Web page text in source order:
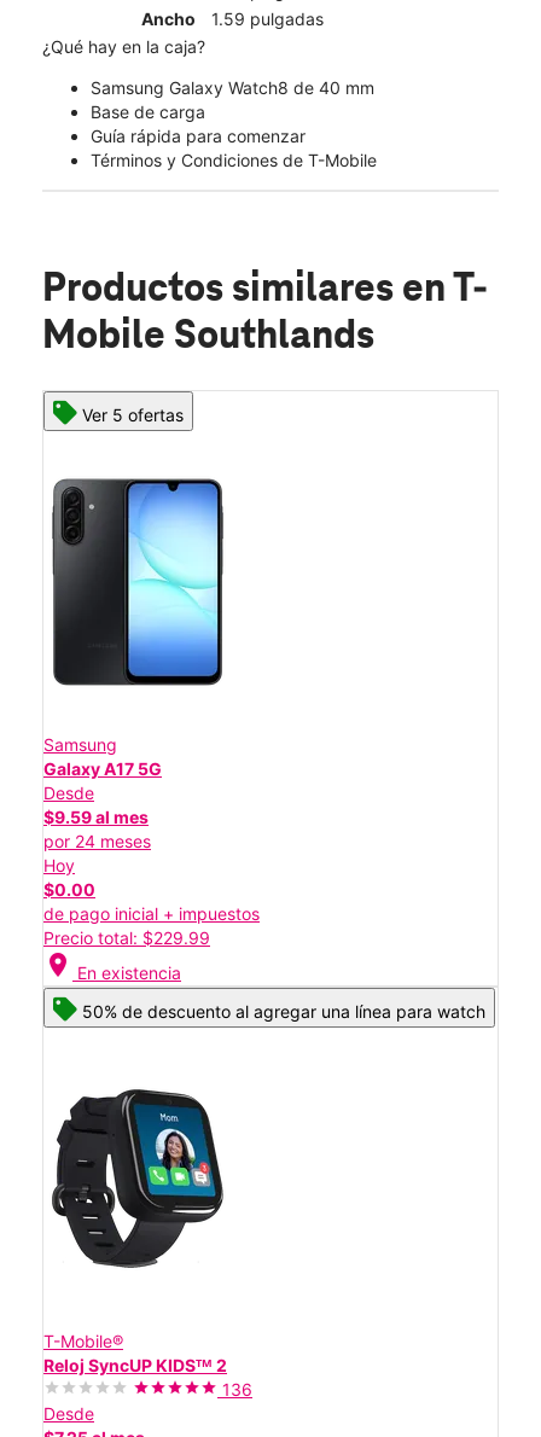
Ancho
1.59 pulgadas
¿Qué hay en la caja?
Samsung Galaxy Watch8 de 40 mm
Base de carga
Guía rápida para comenzar
Términos y Condiciones de T-Mobile
Productos similares en T-
Mobile Southlands
Ver 5 ofertas
Samsung
Galaxy A17 5G
Desde
$9.59 al mes
por 24 meses
Hoy
$0.00
de pago inicial + impuestos
Precio total: $229.99
location_on En existencia
50% de descuento al agregar una línea para watch
T-Mobile®
Reloj SyncUP KIDSᵀᴹ 2
136
Desde